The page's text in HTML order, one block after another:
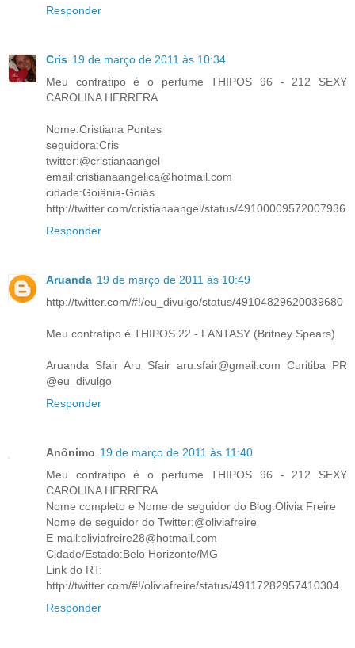
Responder
Cris 19 de março de 2011 às 10:34
Meu contratipo é o perfume THIPOS 96 - 212 SEXY
CAROLINA HERRERA
Nome:Cristiana Pontes
seguidora:Cris
twitter:@cristianaangel
email:cristianaangelica@hotmail.com
cidade:Goiânia-Goiás
http://twitter.com/cristianaangel/status/49100009572007936
Responder
Aruanda 19 de março de 2011 às 10:49
http://twitter.com/#!/eu_divulgo/status/49104829620039680
Meu contratipo é THIPOS 22 - FANTASY (Britney Spears)
Aruanda Sfair Aru Sfair aru.sfair@gmail.com Curitiba PR
@eu_divulgo
Responder
Anônimo 19 de março de 2011 às 11:40
Meu contratipo é o perfume THIPOS 96 - 212 SEXY
CAROLINA HERRERA
Nome completo e Nome de seguidor do Blog:Olivia Freire
Nome de seguidor do Twitter:@oliviafreire
E-mail:oliviafreire28@hotmail.com
Cidade/Estado:Belo Horizonte/MG
Link do RT:
http://twitter.com/#!/oliviafreire/status/49117282957410304
Responder